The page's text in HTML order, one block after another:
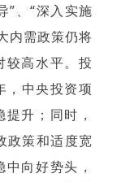
”、“深入实施
内需政策仍将
较高水平。投
，中央投资项
升；同时，
政策和适度宽
向好势头，